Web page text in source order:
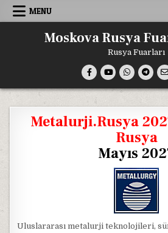
Skip
MENU
Moskova Rusya
Rusya Fuarları
Metalurji.Rusya
Rusya
Mayıs
Uluslararası metalurji teknolojileri,